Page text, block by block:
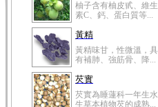
柚子含有柚皮甙、維生
素C、鈣、蛋白質等...
黃精
黃精味甘，性微溫，具
有補肺、強筋骨、降...
芡實
芡實為睡蓮科一年生水
生草本植物芡的成熟...